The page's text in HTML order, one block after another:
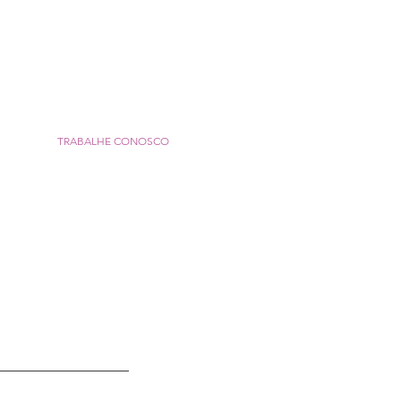
TRABALHE CONOSCO